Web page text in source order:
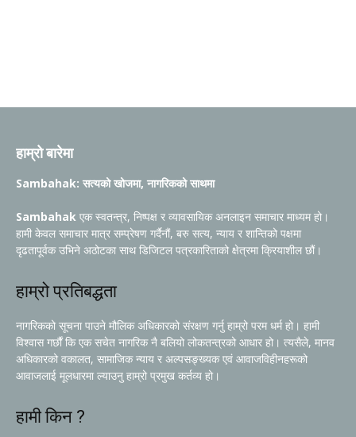
हाम्रो बारेमा
Sambahak: सत्यको खोजमा, नागरिकको साथमा
Sambahak एक स्वतन्त्र, निष्पक्ष र व्यावसायिक अनलाइन समाचार माध्यम हो।
हामी केवल समाचार मात्र सम्प्रेषण गर्दैनौं, बरु सत्य, न्याय र शान्तिको पक्षमा
दृढतापूर्वक उभिने अठोटका साथ डिजिटल पत्रकारिताको क्षेत्रमा क्रियाशील छौं।
हाम्रो प्रतिबद्धता
नागरिकको सूचना पाउने मौलिक अधिकारको संरक्षण गर्नु हाम्रो परम धर्म हो। हामी
विश्वास गर्छौं कि एक सचेत नागरिक नै बलियो लोकतन्त्रको आधार हो। त्यसैले, मानव
अधिकारको वकालत, सामाजिक न्याय र अल्पसङ्ख्यक एवं आवाजविहीनहरूको
आवाजलाई मूलधारमा ल्याउनु हाम्रो प्रमुख कर्तव्य हो।
हामी किन ?